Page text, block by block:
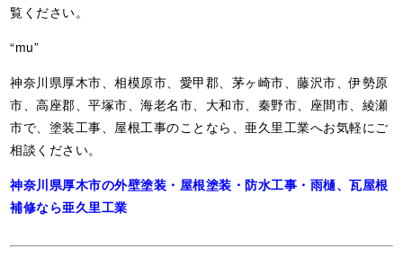
覧ください。
“mu”
神奈川県厚木市、相模原市、愛甲郡、茅ヶ崎市、藤沢市、伊勢原
市、高座郡、平塚市、海老名市、大和市、秦野市、座間市、綾瀬
市で、塗装工事、屋根工事のことなら、亜久里工業へお気軽にご
相談ください。
神奈川県厚木市の外壁塗装・屋根塗装・防水工事・雨樋、瓦屋根
補修なら亜久里工業